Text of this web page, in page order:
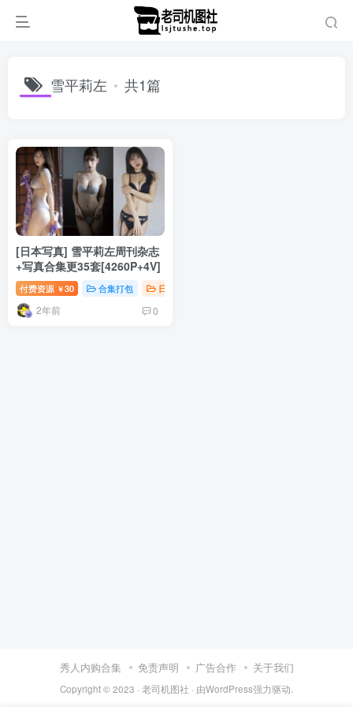
雪平莉左 共1篇
[日本写真] 雪平莉左周刊杂志
+写真合集更35套[4260P+4V]
付费资源 ￥30 合集打包 日韩写真
2年前 0
秀人内购合集 免责声明 广告合作 关于我们
Copyright © 2023 · 老司机图社 · 由WordPress强力驱动.